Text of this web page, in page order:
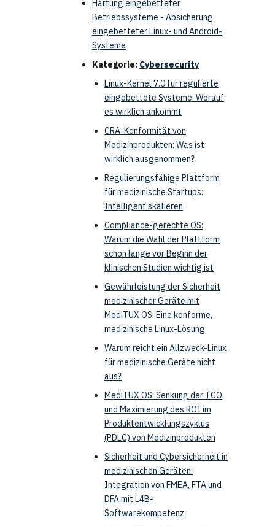
Härtung eingebetteter
Betriebssysteme - Absicherung
eingebetteter Linux- und Android-
Systeme
Kategorie: Cybersecurity
Linux-Kernel 7.0 für regulierte
eingebettete Systeme: Worauf
es wirklich ankommt
CRA-Konformität von
Medizinprodukten: Was ist
wirklich ausgenommen?
Regulierungsfähige Plattform
für medizinische Startups:
Intelligent skalieren
Compliance-gerechte OS:
Warum die Wahl der Plattform
schon lange vor Beginn der
klinischen Studien wichtig ist
Gewährleistung der Sicherheit
medizinischer Geräte mit
MediTUX OS: Eine konforme,
medizinische Linux-Lösung
Warum reicht ein Allzweck-Linux
für medizinische Geräte nicht
aus?
MediTUX OS: Senkung der TCO
und Maximierung des ROI im
Produktentwicklungszyklus
(PDLC) von Medizinprodukten
Sicherheit und Cybersicherheit in
medizinischen Geräten:
Integration von FMEA, FTA und
DFA mit L4B-
Softwarekompetenz